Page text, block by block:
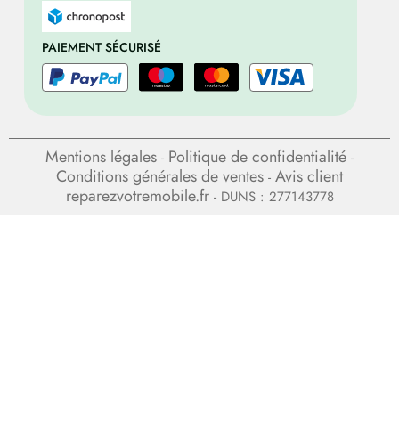
PAIEMENT SÉCURISÉ
Mentions légales - Politique de confidentialité -
Conditions générales de ventes - Avis client
reparezvotremobile.fr- DUNS : 277143778